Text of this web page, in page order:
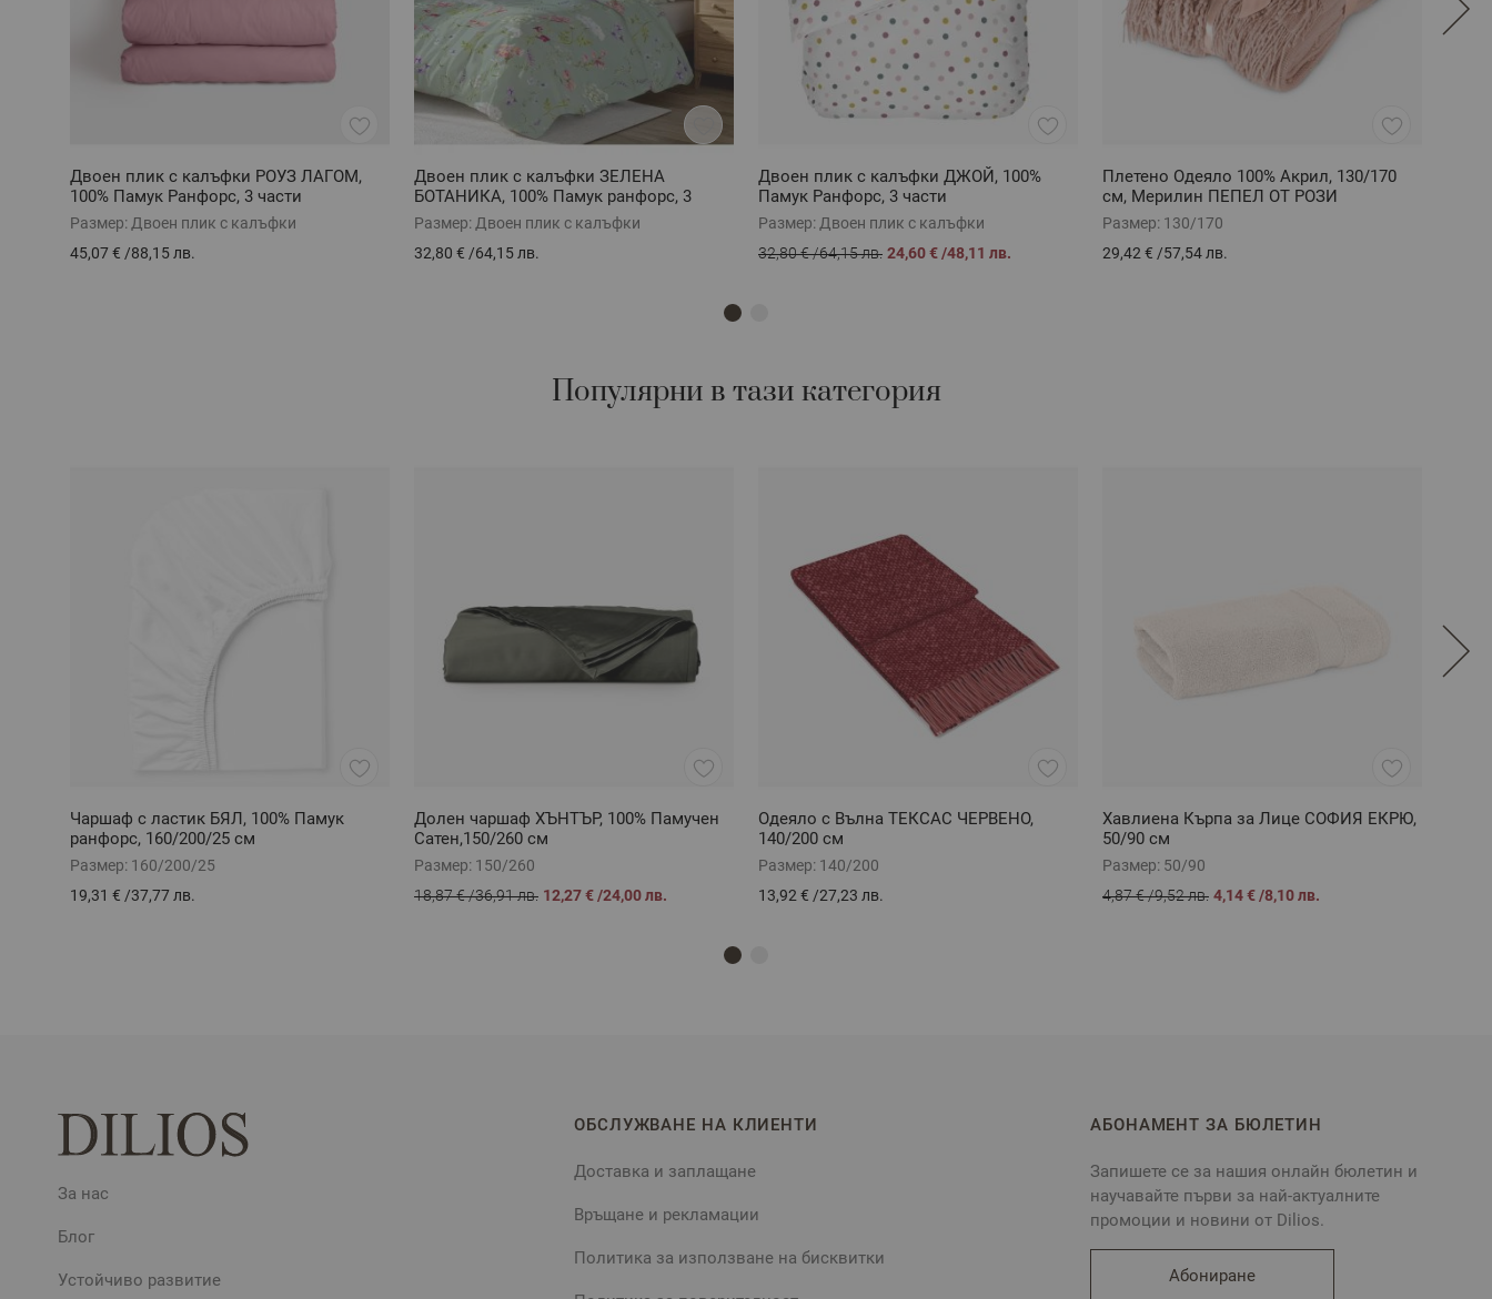
Двоен плик с калъфки РОУЗ ЛАГОМ,
100% Памук Ранфорс, 3 части
Размер: Двоен плик с калъфки
45,07 € /88,15 лв.
Двоен плик с калъфки ЗЕЛЕНА
БОТАНИКА, 100% Памук ранфорс, 3
части
Размер: Двоен плик с калъфки
32,80 € /64,15 лв.
Двоен плик с калъфки ДЖОЙ, 100%
Памук Ранфорс, 3 части
Размер: Двоен плик с калъфки
32,80 €/64,15 лв. 24,60 €/48,11 лв.
Плетено Одеяло 100% Акрил, 130/170
см, Мерилин ПЕПЕЛ ОТ РОЗИ
Размер: 130/170
29,42 € /57,54 лв.
Популярни в тази категория
Чаршаф с ластик БЯЛ, 100% Памук
ранфорс, 160/200/25 см
Размер: 160/200/25
19,31 € /37,77 лв.
Долен чаршаф ХЪНТЪР, 100% Памучен
Сатен,150/260 см
Размер: 150/260
18,87 €/36,91 лв. 12,27 €/24,00 лв.
Одеяло с Вълна ТЕКСАС ЧЕРВЕНО,
140/200 см
Размер: 140/200
13,92 € /27,23 лв.
Хавлиена Кърпа за Лице СОФИЯ ЕКРЮ,
50/90 см
Размер: 50/90
4,87 €/9,52 лв. 4,14 €/8,10 лв.
За нас
Блог
Устойчиво развитие
ОБСЛУЖВАНЕ НА КЛИЕНТИ
Доставка и заплащане
Връщане и рекламации
Политика за използване на бисквитки
АБОНАМЕНТ ЗА БЮЛЕТИН
Запишете се за нашия онлайн бюлетин и
научавайте първи за най-актуалните
промоции и новини от Dilios.
Абониране